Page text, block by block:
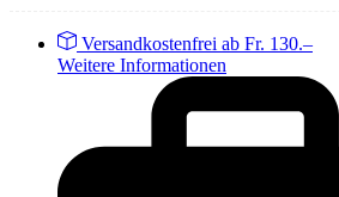
Versandkostenfrei ab Fr. 130.–
Weitere Informationen